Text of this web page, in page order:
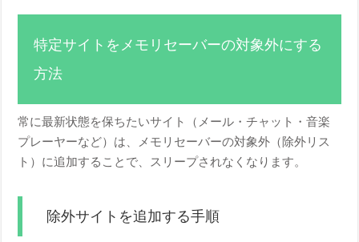
特定サイトをメモリセーバーの対象外にする
方法
常に最新状態を保ちたいサイト（メール・チャット・音楽
プレーヤーなど）は、メモリセーバーの対象外（除外リス
ト）に追加することで、スリープされなくなります。
除外サイトを追加する手順